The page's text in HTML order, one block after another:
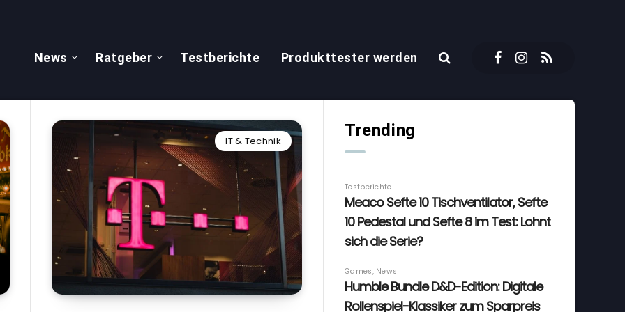
News Ratgeber Testberichte Produkttester werden
IT & Technik
Trending